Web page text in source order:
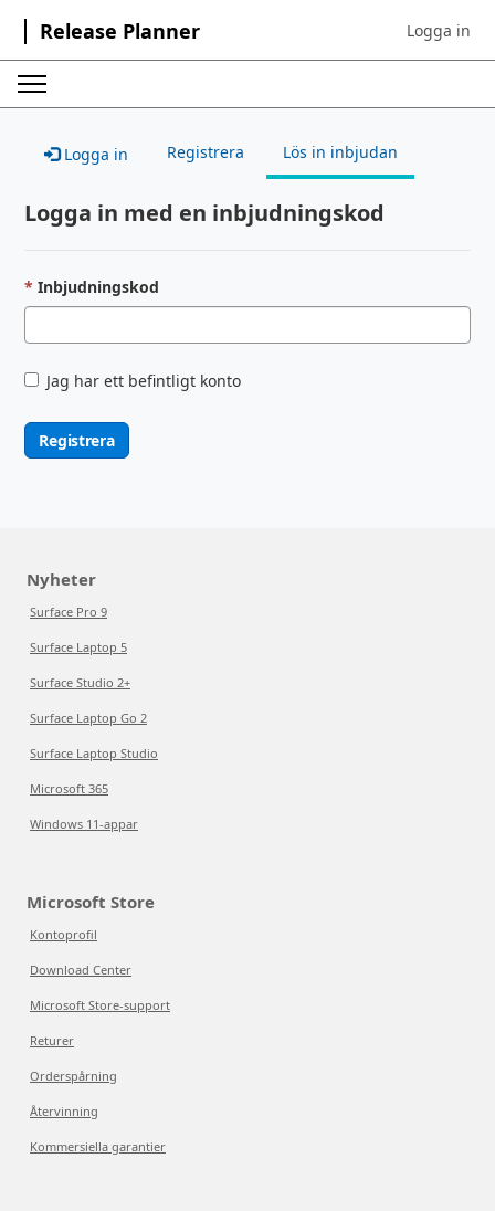
Release Planner Sign in to
Logga in
Logga in Registrera Lös in inbjudan
Logga in med en inbjudningskod
Inbjudningskod
Jag har ett befintligt konto
Registrera
Nyheter
Surface Pro 9
Surface Laptop 5
Surface Studio 2+
Surface Laptop Go 2
Surface Laptop Studio
Microsoft 365
Windows 11-appar
Microsoft Store
Kontoprofil
Download Center
Microsoft Store-support
Returer
Orderspårning
Återvinning
Kommersiella garantier